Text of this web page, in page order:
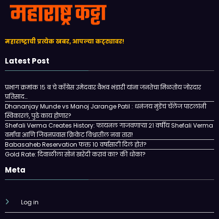
महाराष्ट्राची प्रत्येक खबर, आपल्या कट्ट्यावर!
Latest Post
प्रभाग क्रमांक १५ ब चे काँग्रेस उमेदवार वैभव भंडारी यांना जनतेचा मिळतोय जोरदार
प्रतिसाद…
Dhananjay Munde vs Manoj Jarange Patil : धनंजय मुंडेंचं चॅलेंज पाटलांनी
स्विकारलं, पुढे काय होणार?
Shefali Verma Creates History: फायनल गाजवणाऱ्या २१ वर्षीय Shefali Verma
वर्माचा आणि जिवनप्रवास क्रिकेट विश्वातील नवा तारा!
Babasaheb Reservation फक्त 10 वर्षासाठी दिलं होतं?
Gold Rate: दिवाळीला सोनं खरेदी करावं का? की धोका?
Meta
Log in